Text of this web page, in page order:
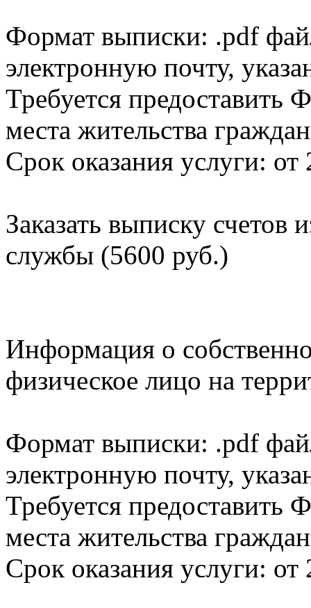
Формат выписки: .pdf
электронную почту,
Требуется
места жительства
Срок оказания услуги: от
Заказать выписку счетов
службы (5600 руб.)
Информация о
физическое лицо на
Формат выписки: .pdf
электронную почту,
Требуется
места жительства
Срок оказания услуги: от